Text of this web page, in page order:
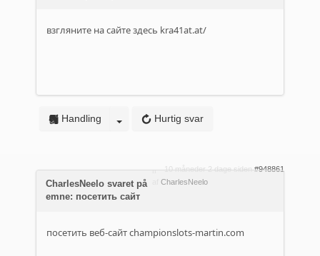
взгляните на сайте здесь kra41at.at/
Hurtig svar
Handling
10 måneder 2 dage siden #948861
CharlesNeelo
CharlesNeelo svaret på
emne: посетить сайт
посетить веб-сайтchampionslots-martin.com